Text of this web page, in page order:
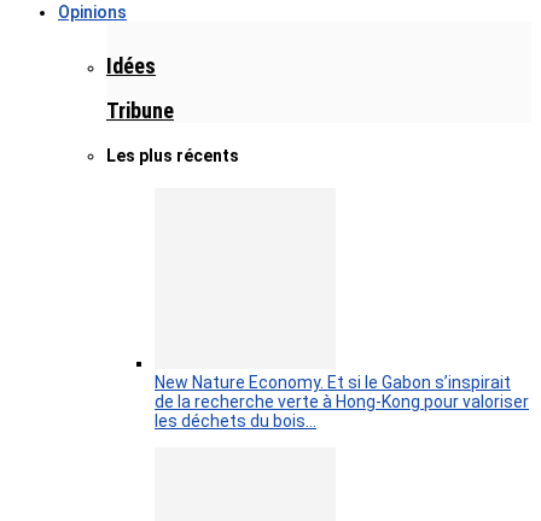
Opinions
Idées
Tribune
Les plus récents
New Nature Economy. Et si le Gabon s’inspirait
de la recherche verte à Hong-Kong pour valoriser
les déchets du bois…